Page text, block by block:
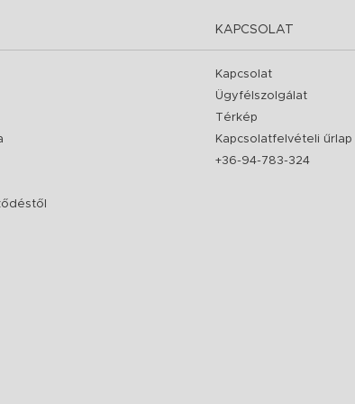
KAPCSOLAT
Kapcsolat
Ügyfélszolgálat
Térkép
Kapcsolatfelvételi űrlap
+36-94-783-324